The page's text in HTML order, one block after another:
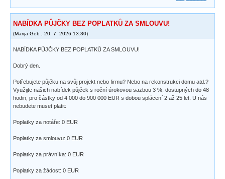
NABÍDKA PŮJČKY BEZ POPLATKŮ ZA SMLOUVU!
(Marija Geb 20. 7. 2026 13:30)
NABÍDKA PŮJČKY BEZ POPLATKŮ ZA SMLOUVU!
Dobrý den.
Potřebujete půjčku na svůj projekt nebo firmu? Nebo na rekonstrukci domu atd.?
Využijte našich nabídek půjček s roční úrokovou sazbou 3 %, dostupných do 48
hodin, pro částky od 4 000 do 900 000 EUR s dobou splácení 2 až 25 let. U nás
nebudete muset platit:
Poplatky za notáře: 0 EUR
Poplatky za smlouvu: 0 EUR
Poplatky za právníka: 0 EUR
Poplatky za žádost: 0 EUR